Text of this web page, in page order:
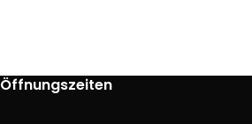
Öffnungszeiten